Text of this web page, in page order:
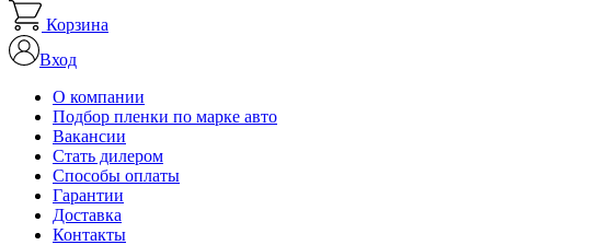
Корзина
Вход
О компании
Подбор пленки по марке авто
Вакансии
Стать дилером
Способы оплаты
Гарантии
Доставка
Контакты